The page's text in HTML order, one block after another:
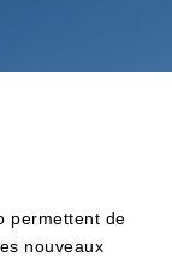
permettent de
nouveaux